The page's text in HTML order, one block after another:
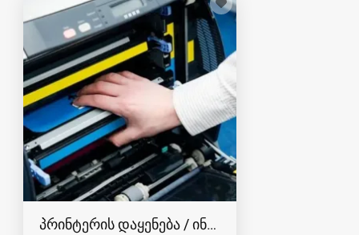
პრინტერის დაყენება / ინსტალაცია